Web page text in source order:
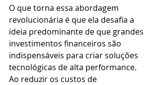
O que torna essa abordagem
revolucionária é que ela desafia a
ideia predominante de que grandes
investimentos financeiros são
indispensáveis para criar soluções
tecnológicas de alta performance.
Ao reduzir os custos de